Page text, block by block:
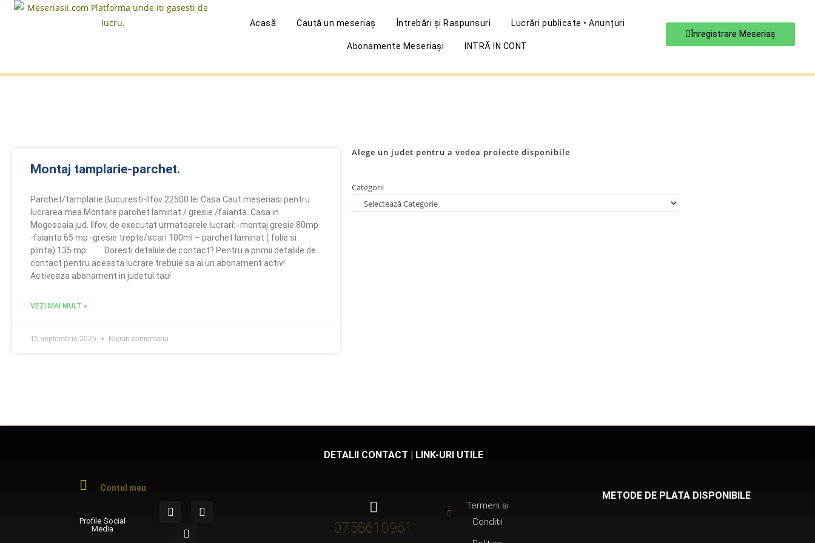
Acasă Caută un meseriaș Întrebări și Raspunsuri Lucrări publicate • Anunțuri
Abonamente Meseriași INTRĂ IN CONT
Înregistrare Meseriaş
Montaj tamplarie-parchet.
Parchet/tamplarie Bucuresti-Ilfov 22500 lei Casa Caut meseriasi pentru
lucrarea mea Montare parchet laminat / gresie /faianta. Casa in
Mogosoaia jud. Ilfov, de executat urmatoarele lucrari: -montaj gresie 80mp
-faianta 65 mp -gresie trepte/scari 100ml – parchet laminat ( folie si
plinta) 135 mp. Doresti detaliile de contact? Pentru a primii detaliile de
contact pentru aceasta lucrare trebuie sa ai un abonament activ!
Activeaza abonament in judetul tau!
VEZI MAI MULT »
15 septembrie 2025 Niciun comentariu
Alege un judet pentru a vedea proiecte disponibile
Categorii
Contul meu
Profile Social
Media
DETALII CONTACT | LINK-URI UTILE
0758610961
Termeni si
Conditii
METODE DE PLATA DISPONIBILE